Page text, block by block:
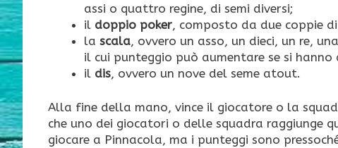
assi o quattro regine, di semi diversi;
il doppio poker, composto da due coppie
la scala, ovvero un asso, un dieci, un re,
il cui punteggio può aumentare se si
il dis, ovvero un nove del seme atout.
Alla fine della mano, vince il giocatore o la
che uno dei giocatori o delle squadra raggiunge
giocare a Pinnacola, ma i punteggi sono